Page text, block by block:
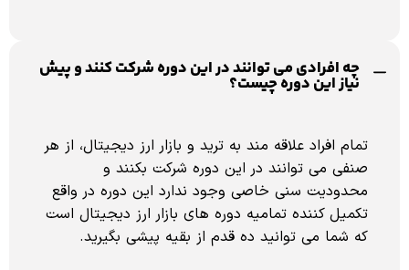
چه افرادی می توانند در این دوره شرکت کنند و پیش
نیاز این دوره چیست؟
تمام افراد علاقه مند به ترید و بازار ارز دیجیتال، از هر
صنفی می توانند در این دوره شرکت بکنند و
محدودیت سنی خاصی وجود ندارد این دوره در واقع
تکمیل کننده تمامیه دوره های بازار ارز دیجیتال است
که شما می توانید ده قدم از بقیه پیشی بگیرید.